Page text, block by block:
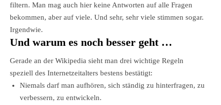
filtern. Man mag auch hier keine Antworten auf alle Fragen
bekommen, aber auf viele. Und sehr, sehr viele stimmen sogar.
Irgendwie.
Und warum es noch besser geht …
Gerade an der Wikipedia sieht man drei wichtige Regeln
speziell des Internetzeitalters bestens bestätigt:
Niemals darf man aufhören, sich ständig zu hinterfragen, zu
verbessern, zu entwickeln.